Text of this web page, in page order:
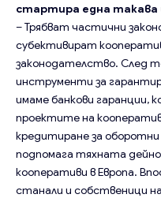
стартира една такава
– Трябват частични
субективират
законодателство. След
инструменти за
имаме банкови гаранции,
проектите на
кредитиране за
подпомага тяхната
кооперативи в Европа.
станали и собственици